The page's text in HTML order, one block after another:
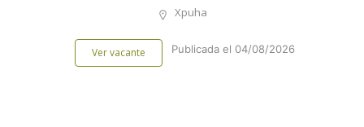
Xpuha
Ver vacante Publicada el 04/08/2026